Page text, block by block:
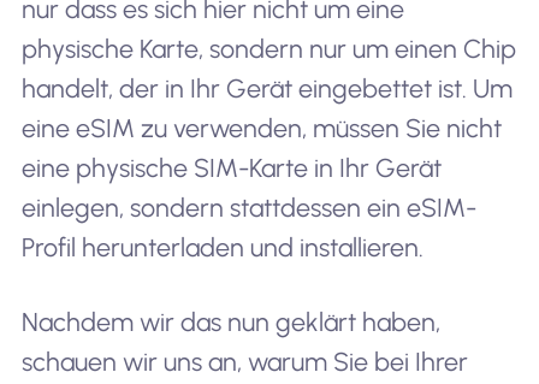
nur dass es sich hier nicht um eine
physische Karte, sondern nur um einen Chip
handelt, der in Ihr Gerät eingebettet ist. Um
eine eSIM zu verwenden, müssen Sie nicht
eine physische SIM-Karte in Ihr Gerät
einlegen, sondern stattdessen ein eSIM-
Profil herunterladen und installieren.
Nachdem wir das nun geklärt haben,
schauen wir uns an, warum Sie bei Ihrer